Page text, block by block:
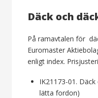
Däck och
På ramavtalen för
Euromaster
enligt index.
IK21173-01.
lätta fordon)